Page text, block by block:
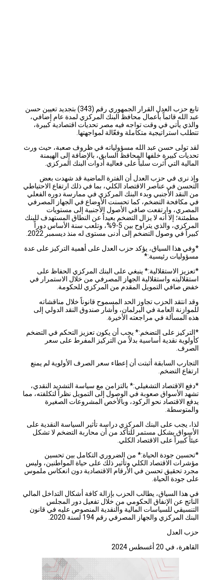
تابع حزب العدل القرار الجمهوري رقم (343) بتجديد تعيين حسن
عبد الله قائماً بأعمال محافظ البنك المركزي لمدة عام إضافي،
والذي يأتي في وقت تواجه فيه مصر تحديات اقتصادية كبيرة،
تتطلب استراتيجية متكاملة وفعّالة لمواجهتها.
لقد تولى حسن عبد الله مسؤولياته في ظروف صعبة، حيث ورث
تحديات كبيرة خلفها المحافظ السابق، بالإضافة إلى الهيمنة
المالية التي أثرت سلباً على فعالية أدوات البنك المركزي.
نرى في حزب العدل أن الفترة الماضية قد شهدت بعض
التحسن في عناصر الاقتصاد الكلي، بما في ذلك ارتفاع الاحتياطي
من النقد الأجنبي وبدء البنك المركزي في ممارسة دوره الفعلي
في مكافحة التضخم، كما تحسنت الأوضاع في الجهاز المصرفي
المصري، وارتفعت صافي الأصول الأجنبية إلى مستويات
مطمئنة؛ إلا أنه لا يزال التضخم بعيداً عن النطاق المستهدف للبنك
المركزي، والذي يتراوح بين 5-9%، وتلعب سنة الأساس دوراً
كبيراً في وصول التضخم إلى أدنى مستوى له منذ ديسمبر 2022.
*وفي هذا السياق، يؤكد حزب العدل على أهمية التركيز على عدة
مسؤوليات رئيسية:*
*تعزيز الاستقلالية:* ينبغي على البنك المركزي الحفاظ على
استقلاليته واستقلالية الجهاز المصرفي من خلال الاستمرار في
خفض صافي التمويل المقدم من المركزي للحكومة.
وقد انتقد الحزب تجاوز الحد المسموح قانوناً خلال مناقشاته
للموازنة العامة في البرلمان، وأشار صندوق النقد الدولي إلى
هذه المسألة في مراجعته الأخيرة.
*التركيز على التضخم:* يجب أن يكون تعزيز التحكم في التضخم
كأولوية نقدية أساسية بدلاً من التركيز المفرط على سعر
الصرف.
التجارب السابقة أثبتت أن إعطاء سعر الصرف الأولوية لم يمنع
ارتفاع التضخم.
*دفع الاقتصاد التشغيلي:* بالتزامن مع سياسة التشديد النقدي،
تشهد الأسواق صعوبة في الوصول إلى التمويل نظراً لتكلفته، مما
يدفع الاقتصاد نحو الركود، وبالأخص المشروعات الصغيرة
والمتوسطة.
لذا، يجب على البنك المركزي دراسة تأثير السياسة النقدية على
الأسواق بشكل مستمر للتأكد من أن محاربة التضخم لا تشكل
عبئاً كبيراً على الاقتصاد الكلي.
*تحسين جودة الحياة:* من الضروري التكامل بين تحسين
مؤشرات الاقتصاد الكلي وتأثير ذلك على حياة المواطنين، وليس
مجرد تحقيق تحسن في الأرقام الاقتصادية دون انعكاس ملموس
على جودة الحياة.
في هذا السياق، يطالب الحزب بإزالة كافة أشكال التداخل المالي
الناتج عن الإنفاق الحكومي من خلال تفعيل دور المجلس
التنسيقي للسياسات المالية والنقدية المنصوص عليه في قانون
البنك المركزي والجهاز المصرفي رقم 194 لسنة 2020.
حزب العدل
القاهرة، في 20 أغسطس 2024